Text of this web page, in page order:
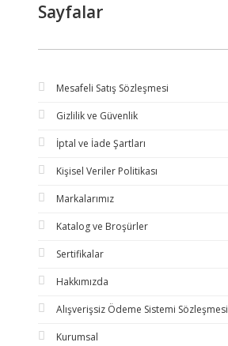
Sayfalar
Mesafeli Satış Sözleşmesi
Gizlilik ve Güvenlik
İptal ve İade Şartları
Kişisel Veriler Politikası
Markalarımız
Katalog ve Broşürler
Sertifikalar
Hakkımızda
Alışverişsiz Ödeme Sistemi Sözleşmesi
Kurumsal